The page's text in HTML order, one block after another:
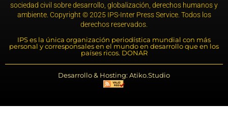
sociedad civil sobre desarrollo, globalización, derechos humanos y
ambiente. Copyright © 2025 IPS-Inter Press Service. Todos los
derechos reservados.
IPS es la única organización periodística mundial con más
personal y corresponsales en el mundo en desarrollo que en los
países ricos. DONAR
Desarrollo & Hosting: Atiko.Studio